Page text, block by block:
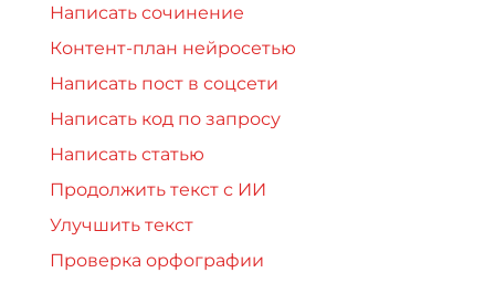
Написать сочинение
Контент-план нейросетью
Написать пост в соцсети
Написать код по запросу
Написать статью
Продолжить текст с ИИ
Улучшить текст
Проверка орфографии